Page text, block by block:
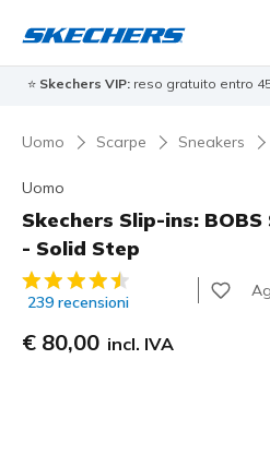
⭐ Skechers VIP: reso gratuito entro
Uomo Scarpe Sneakers
Uomo
Skechers Slip-ins:
- Solid Step
Valutazione cliente 4,9 su 5
239 recensioni
€ 80,00 incl. IVA